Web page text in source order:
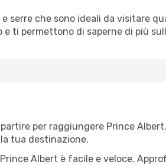
serre che sono ideali da visitare
ti permettono di saperne di più
per raggiungere Prince
tua destinazione.
Albert è facile e veloce.